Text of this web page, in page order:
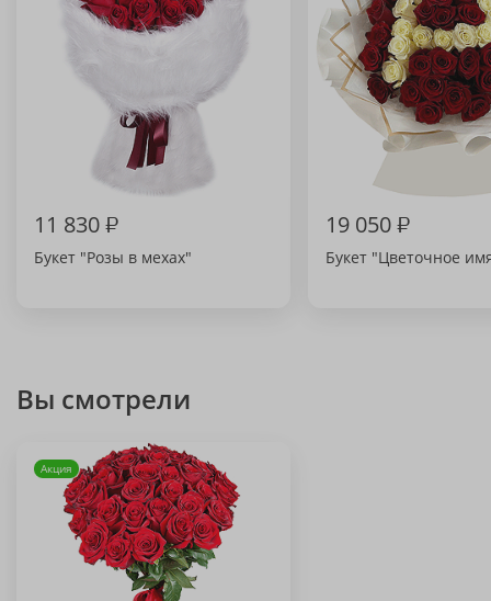
11 830₽
Букет "Розы в мехах"
19 050₽
Букет "Цветочное
Вы смотрели
Акция